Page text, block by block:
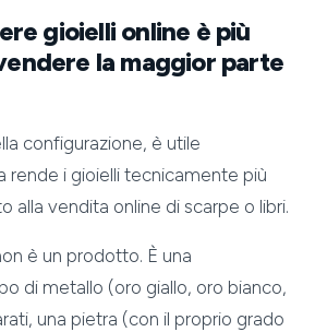
gioielli online è più
la maggior parte
configurazione, è utile
rende i gioielli tecnicamente più
alla vendita online di scarpe o libri.
è un prodotto. È una
di metallo (oro giallo, oro bianco,
una pietra (con il proprio grado